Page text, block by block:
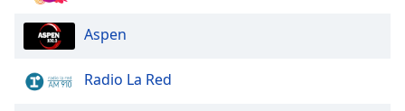
Aspen
Radio La Red